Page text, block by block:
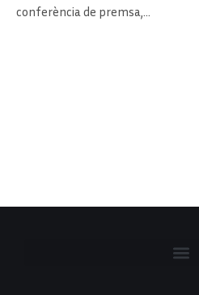
conferència de premsa,…